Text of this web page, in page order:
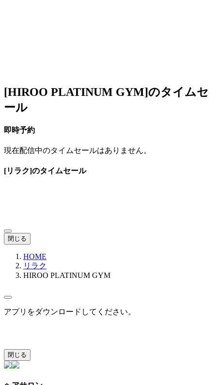
[HIROO PLATINUM GYM]のタイムセ
ール
即時予約
現在配信中のタイムセールはありません。
[リラク]のタイムセール
閉じる
HOME
リラク
HIROO PLATINUM GYM
アプリをダウンロードしてください。
閉じる